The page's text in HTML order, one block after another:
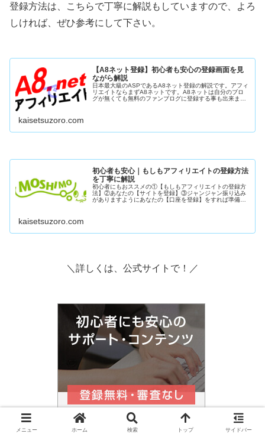
登録方法は、こちらで丁寧に解説もしていますので、よろ
しければ、ぜひ参考にして下さい。
【A8ネット登録】初心者も安心の登録画面を見
ながら解説
日本最大級のASPであるA8ネット登録の解説です。アフィ
リエイトならまずA8ネットです。A8ネットは自分のブロ
グが無くても無料のファンブログに登録する事も出来ま
kaisetsuzoro.com
初心者も安心｜もしもアフィリエイトの登録方法
を丁寧に解説
初心者にもおススメの①【もしもアフィリエイトの登録方
法】②あなたの【サイトを登録】③ジャンジャン振り込み
がありますようにあなたの【口座を登録】をすれば準備万
kaisetsuzoro.com
＼詳しくは、公式サイトで！／
メニュー ホーム 検索 トップ サイドバー